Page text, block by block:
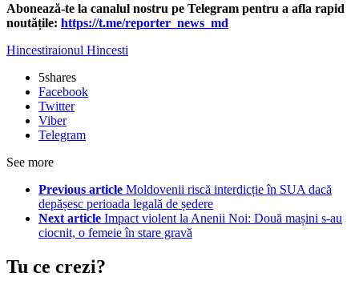
‍Abonează-te la canalul nostru pe Telegram pentru a afla rapid
noutățile: https://t.me/reporter_news_md
Hincestiraionul Hincesti
5shares
Facebook
Twitter
Viber
Telegram
See more
Previous article Moldovenii riscă interdicție în SUA dacă
depășesc perioada legală de ședere
Next article Impact violent la Anenii Noi: Două mașini s-au
ciocnit, o femeie în stare gravă
Tu ce crezi?